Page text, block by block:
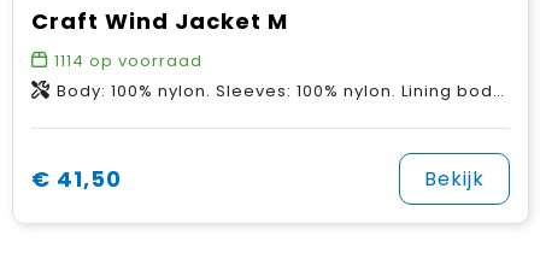
Craft Wind Jacket M
1114 op voorraad
Body: 100% nylon. Sleeves: 100% nylon. Lining body: 100% polyester. Lining Sleeves: 100% polyester.
€ 41,50 Bekijk